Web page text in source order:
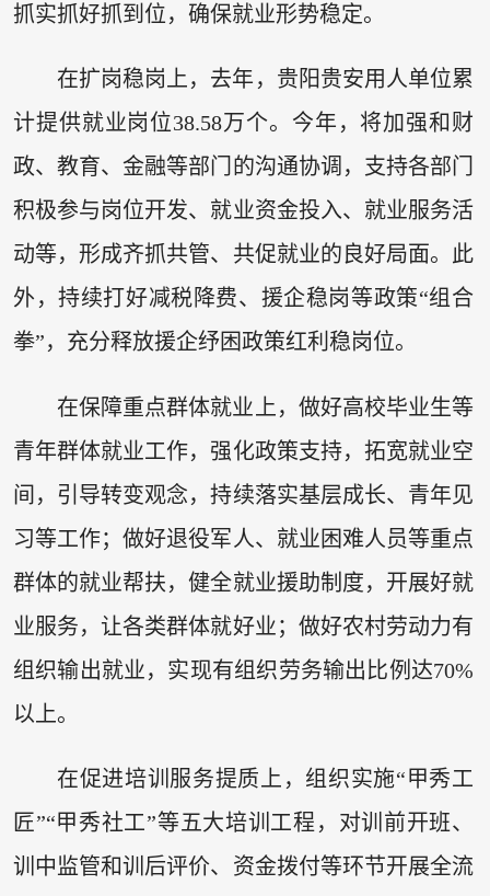
抓实抓好抓到位，确保就业形势稳定。
在扩岗稳岗上，去年，贵阳贵安用人单位累
计提供就业岗位38.58万个。今年，将加强和财
政、教育、金融等部门的沟通协调，支持各部门
积极参与岗位开发、就业资金投入、就业服务活
动等，形成齐抓共管、共促就业的良好局面。此
外，持续打好减税降费、援企稳岗等政策“组合
拳”，充分释放援企纾困政策红利稳岗位。
在保障重点群体就业上，做好高校毕业生等
青年群体就业工作，强化政策支持，拓宽就业空
间，引导转变观念，持续落实基层成长、青年见
习等工作；做好退役军人、就业困难人员等重点
群体的就业帮扶，健全就业援助制度，开展好就
业服务，让各类群体就好业；做好农村劳动力有
组织输出就业，实现有组织劳务输出比例达70%
以上。
在促进培训服务提质上，组织实施“甲秀工
匠”“甲秀社工”等五大培训工程，对训前开班、
训中监管和训后评价、资金拨付等环节开展全流